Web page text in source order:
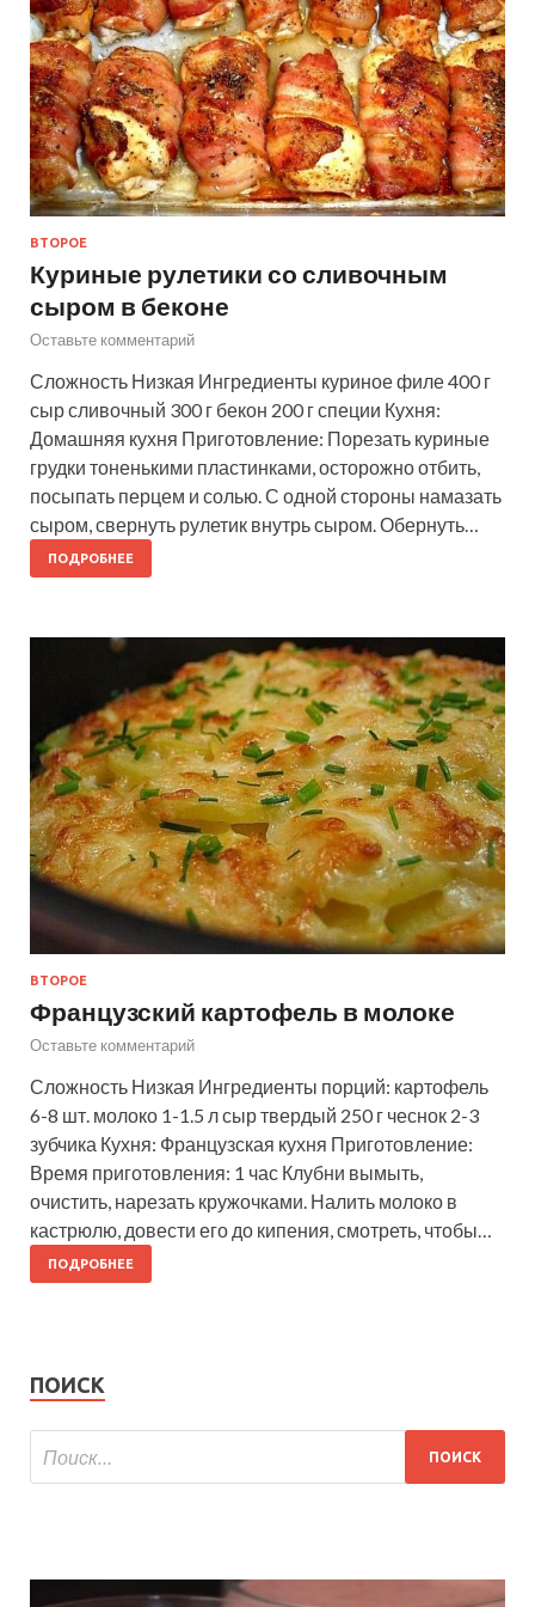
ВТОРОЕ
Куриные рулетики со сливочным
сыром в беконе
Оставьте комментарий
Сложность Низкая Ингредиенты куриное филе 400 г
сыр сливочный 300 г бекон 200 г специи Кухня:
Домашняя кухня Приготовление: Порезать куриные
грудки тоненькими пластинками, осторожно отбить,
посыпать перцем и солью. С одной стороны намазать
сыром, свернуть рулетик внутрь сыром. Обернуть…
ПОДРОБНЕЕ
ВТОРОЕ
Французский картофель в молоке
Оставьте комментарий
Сложность Низкая Ингредиенты порций: картофель
6-8 шт. молоко 1-1.5 л сыр твердый 250 г чеснок 2-3
зубчика Кухня: Французская кухня Приготовление:
Время приготовления: 1 час Клубни вымыть,
очистить, нарезать кружочками. Налить молоко в
кастрюлю, довести его до кипения, смотреть, чтобы…
ПОДРОБНЕЕ
ПОИСК